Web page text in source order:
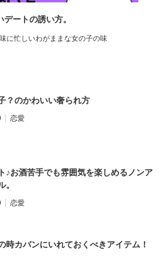
ートの誘い方。
に忙しいわがままな女の子の味
？のかわいい奢られ方
恋愛
♪お酒苦手でも雰囲気を楽しめるノンア
。
恋愛
時カバンにいれておくべきアイテム！